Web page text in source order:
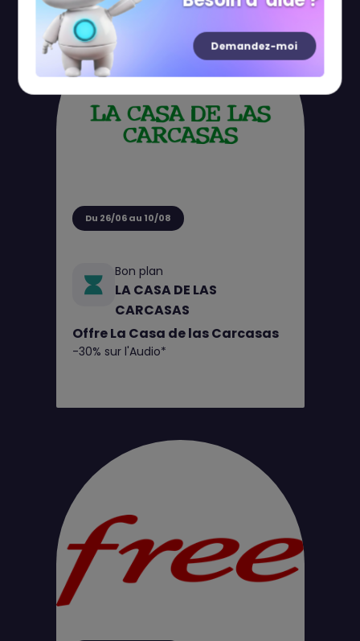
Du 26/06 au 10/08
Bon plan
LA CASA DE LAS
CARCASAS
Offre La Casa de las Carcasas
-30% sur l'Audio*
Demandez-moi